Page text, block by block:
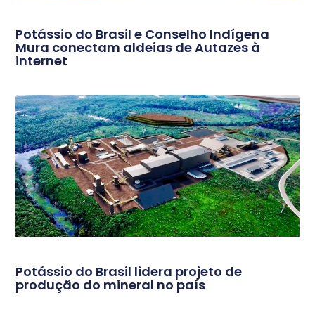
Potássio do Brasil e Conselho Indígena
Mura conectam aldeias de Autazes à
internet
Potássio do Brasil lidera projeto de
produção do mineral no país